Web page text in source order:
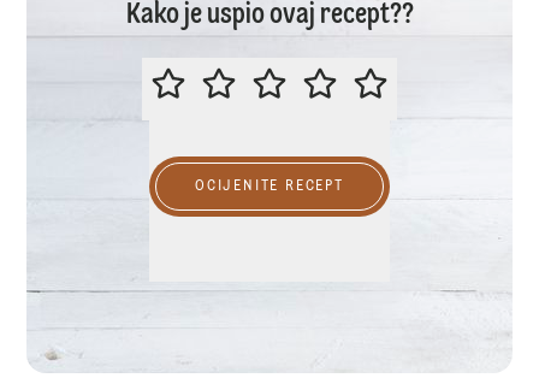
Kako je uspio ovaj recept??
MOLIMO OCIJENITE OVAJ
OCIJENITE RECEPT